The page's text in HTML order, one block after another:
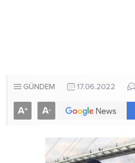
GÜNDEM 17.06.2022
A+ A-